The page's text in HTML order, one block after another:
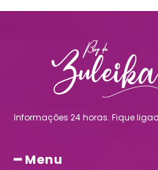
Informações 24 horas. Fique
━ Menu